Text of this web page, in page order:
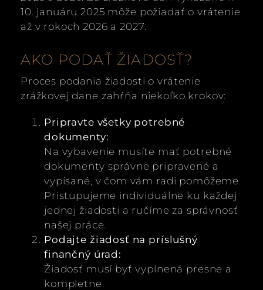
10. januáru 2025 môže požiadať o vrátenie
až v rokoch 2026 a 2027.
AKO PODAŤ ŽIADOSŤ?
Proces podania žiadosti o vrátenie
zrážkovej dane zahŕňa niekoľko krokov:
Pripravte všetky potrebné
dokumenty:
Na vybavenie musíte mať potrebné
dokumenty správne pripravené a
vypísané, v čom vám radi pomôžeme.
Pristupujeme individuálne ku každej
jednej žiadosti a ručíme za správnosť
našej práce.
Podajte žiadosť na príslušný
finančný úrad:
Žiadosť musí byť vyplnená presne a
kompletne.